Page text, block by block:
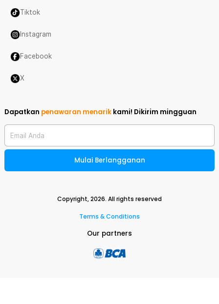
Tiktok
Instagram
Facebook
X
Dapatkan penawaran menarik kami! Dikirim mingguan
Email Anda
Mulai Berlangganan
Copyright,2026. All rights reserved
Terms & Conditions
Our partners